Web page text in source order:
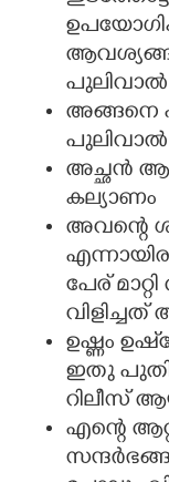
പുലിവാൽ
അങ്ങനെ
പുലിവാൽ
അച്ഛൻ
കല്യാണം
അവന്റെ
പേര്
വിളിച്ചത്
ഉഷ്ണം
ഇതു
റിലീസ്
എന്റെ